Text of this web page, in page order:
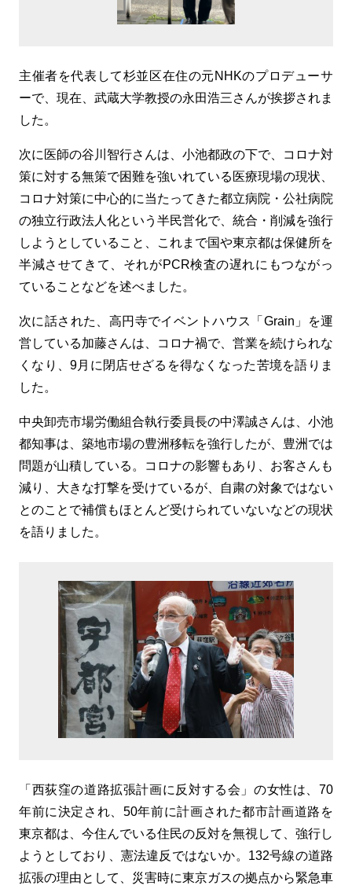
主催者を代表して杉並区在住の元NHKのプロデューサ
ーで、現在、武蔵大学教授の永田浩三さんが挨拶されま
した。
次に医師の谷川智行さんは、小池都政の下で、コロナ対
策に対する無策で困難を強いれている医療現場の現状、
コロナ対策に中心的に当たってきた都立病院・公社病院
の独立行政法人化という半民営化で、統合・削減を強行
しようとしていること、これまで国や東京都は保健所を
半減させてきて、それがPCR検査の遅れにもつながっ
ていることなどを述べました。
次に話された、高円寺でイベントハウス「Grain」を運
営している加藤さんは、コロナ禍で、営業を続けられな
くなり、9月に閉店せざるを得なくなった苦境を語りま
した。
中央卸売市場労働組合執行委員長の中澤誠さんは、小池
都知事は、築地市場の豊洲移転を強行したが、豊洲では
問題が山積している。コロナの影響もあり、お客さんも
減り、大きな打撃を受けているが、自粛の対象ではない
とのことで補償もほとんど受けられていないなどの現状
を語りました。
「西荻窪の道路拡張計画に反対する会」の女性は、70
年前に決定され、50年前に計画された都市計画道路を
東京都は、今住んでいる住民の反対を無視して、強行し
ようとしており、憲法違反ではないか。132号線の道路
拡張の理由として、災害時に東京ガスの拠点から緊急車